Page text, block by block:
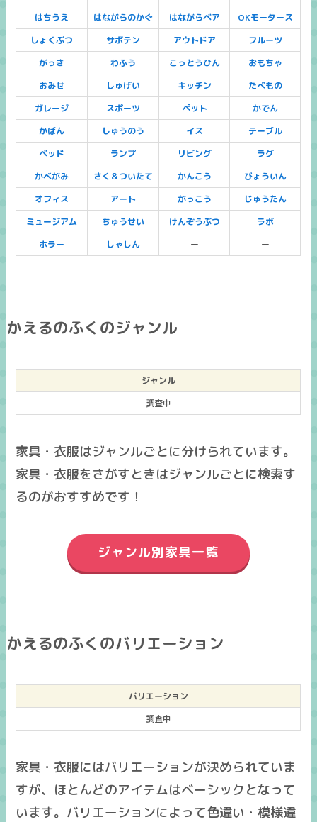
はちうえ
はながらのかぐ はながらベア
OKモータース
しょくぶつ
サボテン アウトドア
フルーツ
がっき
わふう こっとうひん
おもちゃ
おみせ
しゅげい キッチン
たべもの
ガレージ
スポーツ ペット
かでん
かばん
しゅうのう イス
テーブル
ベッド
ランプ リビング
ラグ
かべがみ
さく＆ついたて かんこう
びょういん
オフィス
アート がっこう
じゅうたん
ミュージアム
ちゅうせい けんぞうぶつ
ラボ
ホラー
しゃしん ー ー
かえるのふくのジャンル
ジャンル
調査中
家具・衣服はジャンルごとに分けられています。
家具・衣服をさがすときはジャンルごとに検索す
るのがおすすめです！
ジャンル別家具一覧
かえるのふくのバリエーション
バリエーション
調査中
家具・衣服にはバリエーションが決められていま
すが、ほとんどのアイテムはベーシックとなって
います。バリエーションによって色違い・模様違